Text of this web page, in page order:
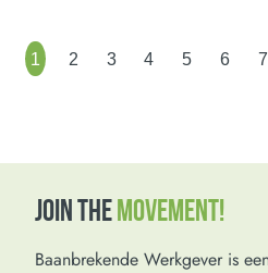
1 2 3 4 5 6 7
JOIN THEMOVEMENT!
Baanbrekende Werkgever is